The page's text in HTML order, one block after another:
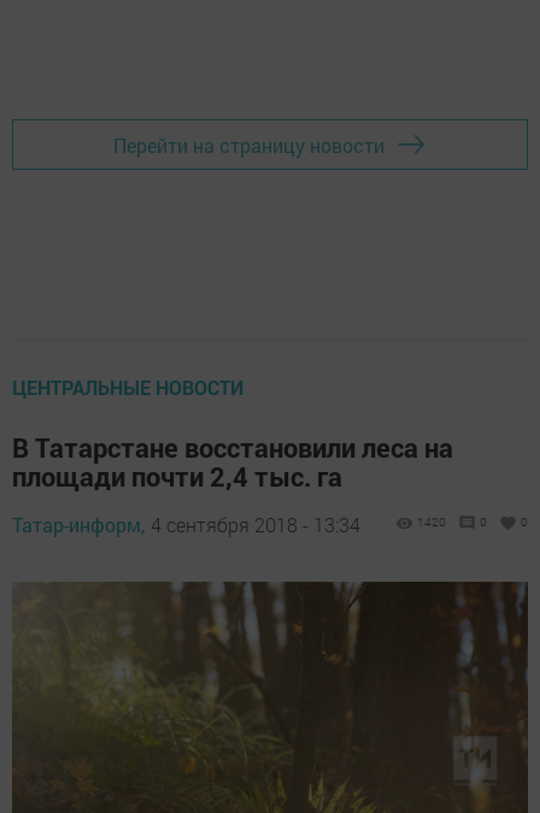
Перейти на страницу новости
ЦЕНТРАЛЬНЫЕ НОВОСТИ
В Татарстане восстановили леса на
площади почти 2,4 тыс. га
Татар-информ, 4 сентября 2018 - 13:34 1420 0 0